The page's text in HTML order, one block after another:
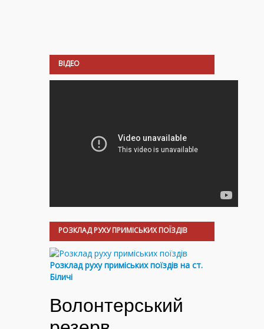
ВІДЕО
РОЗКЛАД РУХУ ПРИМІСЬКИХ ПОЇЗДІВ
Розклад руху приміських поїздів на ст.
Біличі